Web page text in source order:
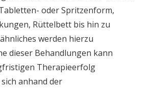
oder Spritzenform,
Rüttelbett bis hin zu
werden hierzu
dieser Behandlungen kann
Therapieerfolg
anhand der